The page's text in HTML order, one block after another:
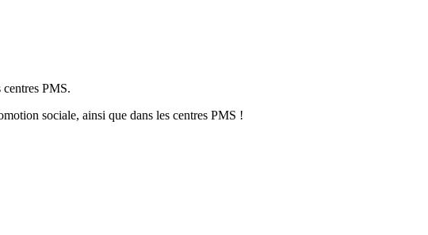
PMS.
sociale, ainsi que dans les centres PMS !